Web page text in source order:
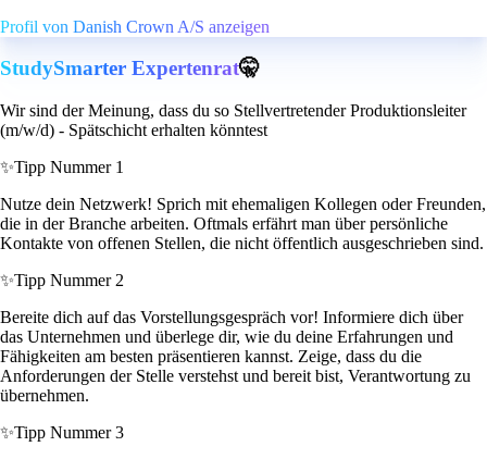
Profil von Danish Crown A/S anzeigen
StudySmarter Expertenrat🤫
Wir sind der Meinung, dass du so Stellvertretender Produktionsleiter
(m/w/d) - Spätschicht erhalten könntest
✨Tipp Nummer 1
Nutze dein Netzwerk! Sprich mit ehemaligen Kollegen oder Freunden,
die in der Branche arbeiten. Oftmals erfährt man über persönliche
Kontakte von offenen Stellen, die nicht öffentlich ausgeschrieben sind.
✨Tipp Nummer 2
Bereite dich auf das Vorstellungsgespräch vor! Informiere dich über
das Unternehmen und überlege dir, wie du deine Erfahrungen und
Fähigkeiten am besten präsentieren kannst. Zeige, dass du die
Anforderungen der Stelle verstehst und bereit bist, Verantwortung zu
übernehmen.
✨Tipp Nummer 3